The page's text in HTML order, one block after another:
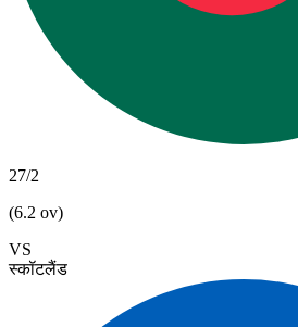
27/2
(6.2 ov)
VS
स्कॉटलैंड